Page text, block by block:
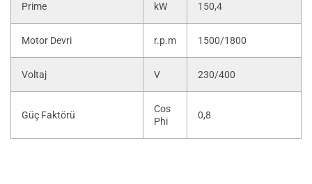
Prime kW 150,4
Motor Devri r.p.m 1500/1800
Voltaj V 230/400
Güç Faktörü
Cos
Phi
0,8